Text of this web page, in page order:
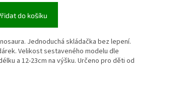
do košíku
Jednoduchá skládačka bez lepení.
Velikost sestaveného modelu dle
a 12-23cm na výšku. Určeno pro děti od